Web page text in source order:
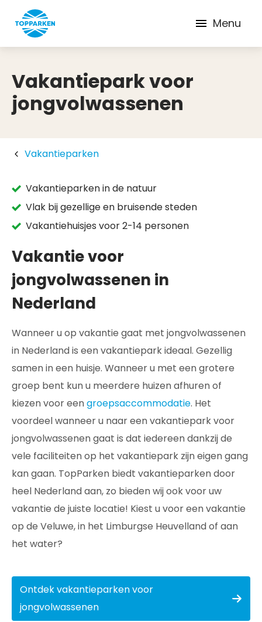
Menu
Vakantiepark voor
jongvolwassenen
Vakantieparken
Vakantieparken in de natuur
Vlak bij gezellige en bruisende steden
Vakantiehuisjes voor 2-14 personen
Vakantie voor
jongvolwassenen in
Nederland
Wanneer u op vakantie gaat met jongvolwassenen
in Nederland is een vakantiepark ideaal. Gezellig
samen in een huisje. Wanneer u met een grotere
groep bent kun u meerdere huizen afhuren of
kiezen voor eengroepsaccommodatie. Het
voordeel wanneer u naar een vakantiepark voor
jongvolwassenen gaat is dat iedereen dankzij de
vele faciliteiten op het vakantiepark zijn eigen gang
kan gaan. TopParken biedt vakantieparken door
heel Nederland aan, zo bieden wij ook voor uw
vakantie de juiste locatie! Kiest u voor een vakantie
op de Veluwe, in het Limburgse Heuvelland of aan
het water?
Ontdek vakantieparken voor
jongvolwassenen